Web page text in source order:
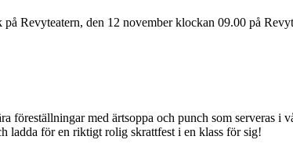
på Revyteatern, den 12 november klockan 09.00 på
föreställningar med ärtsoppa och punch som serveras
ladda för en riktigt rolig skrattfest i en klass för sig!